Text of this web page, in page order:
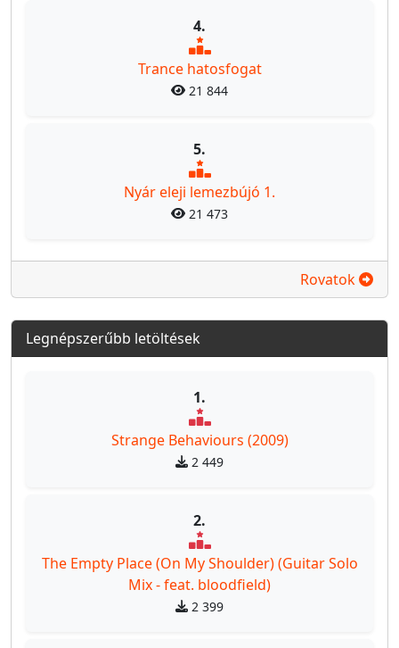
4.
Trance hatosfogat
21 844
5.
Nyár eleji lemezbújó 1.
21 473
Rovatok
Legnépszerűbb letöltések
1.
Strange Behaviours (2009)
2 449
2.
The Empty Place (On My Shoulder) (Guitar Solo
Mix - feat. bloodfield)
2 399